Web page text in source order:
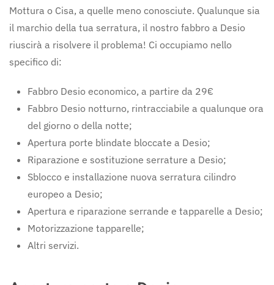
Mottura o Cisa, a quelle meno conosciute. Qualunque sia
il marchio della tua serratura, il nostro fabbro a Desio
riuscirà a risolvere il problema! Ci occupiamo nello
specifico di:
Fabbro Desio economico, a partire da 29€
Fabbro Desio notturno, rintracciabile a qualunque ora
del giorno o della notte;
Apertura porte blindate bloccate a Desio;
Riparazione e sostituzione serrature a Desio;
Sblocco e installazione nuova serratura cilindro
europeo a Desio;
Apertura e riparazione serrande e tapparelle a Desio;
Motorizzazione tapparelle;
Altri servizi.